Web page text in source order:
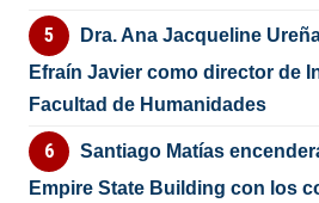
Dra. Ana Jacqueline
Efraín Javier como director de
Facultad de Humanidades
Santiago Matías
Empire State Building con los